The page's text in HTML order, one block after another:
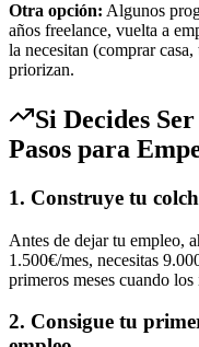
Otra opción: Algunos
años freelance, vuelta a
la necesitan (comprar
priorizan.
Si Decides
Pasos para
1. Construye tu
Antes de dejar tu empleo,
1.500€/mes, necesitas
primeros meses cuando los
2. Consigue tu